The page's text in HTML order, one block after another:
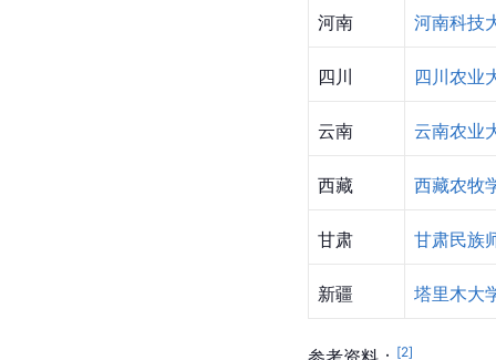
河南 河南科技
四川 四川农业
云南 云南农业
西藏 西藏农牧
甘肃 甘肃民族
新疆 塔里木大
[2]